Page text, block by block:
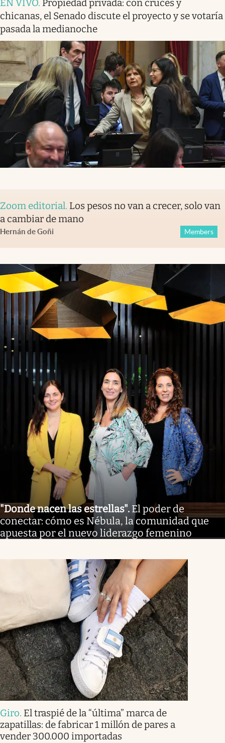
EN VIVO. Propiedad privada: con cruces y
chicanas, el Senado discute el proyecto y se votaría
pasada la medianoche
Zoom editorial. Los pesos no van a crecer, solo van
a cambiar de mano
Hernán de Goñi Members
"Donde nacen las estrellas". El poder de
conectar: cómo es Nébula, la comunidad que
apuesta por el nuevo liderazgo femenino
Giro. El traspié de la “última” marca de
zapatillas: de fabricar 1 millón de pares a
vender 300.000 importadas